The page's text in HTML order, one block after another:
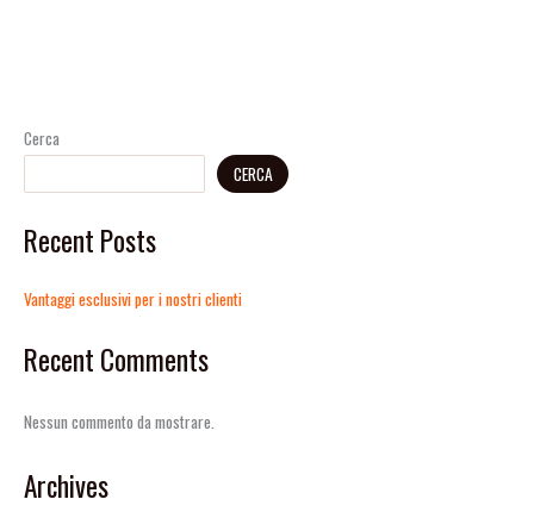
Cerca
CERCA
Recent Posts
Vantaggi esclusivi per i nostri clienti
Recent Comments
Nessun commento da mostrare.
Archives